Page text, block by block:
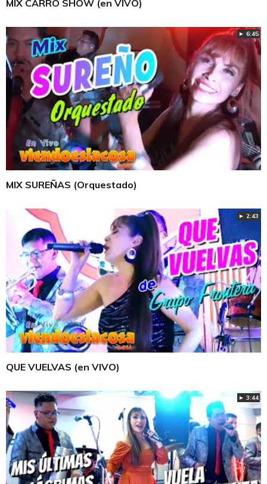
MIX CARRO SHOW (en VIVO)
► 6:45
MIX SUREÑAS (Orquestado)
► 2:43
QUE VUELVAS (en VIVO)
► 3:44